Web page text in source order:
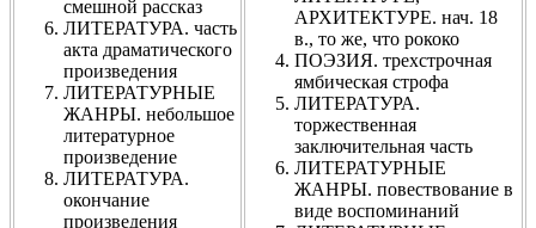
смешной рассказ
ЛИТЕРАТУРА. часть
акта драматического
произведения
ЛИТЕРАТУРНЫЕ
ЖАНРЫ. небольшое
литературное
произведение
ЛИТЕРАТУРА.
окончание
произведения
АРХИТЕКТУРЕ. нач. 18
в., то же, что рококо
ПОЭЗИЯ. трехстрочная
ямбическая строфа
ЛИТЕРАТУРА.
торжественная
заключительная часть
ЛИТЕРАТУРНЫЕ
ЖАНРЫ. повествование в
виде воспоминаний